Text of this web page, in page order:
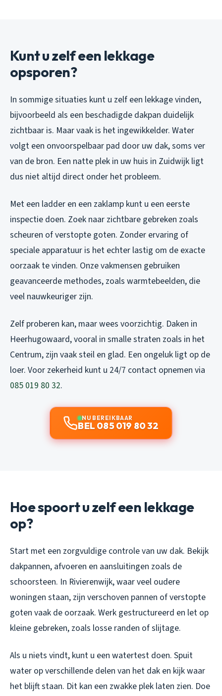
Kunt u zelf een lekkage
opsporen?
In sommige situaties kunt u zelf een lekkage vinden,
bijvoorbeeld als een beschadigde dakpan duidelijk
zichtbaar is. Maar vaak is het ingewikkelder. Water
volgt een onvoorspelbaar pad door uw dak, soms ver
van de bron. Een natte plek in uw huis in Zuidwijk ligt
dus niet altijd direct onder het probleem.
Met een ladder en een zaklamp kunt u een eerste
inspectie doen. Zoek naar zichtbare gebreken zoals
scheuren of verstopte goten. Zonder ervaring of
speciale apparatuur is het echter lastig om de exacte
oorzaak te vinden. Onze vakmensen gebruiken
geavanceerde methodes, zoals warmtebeelden, die
veel nauwkeuriger zijn.
Zelf proberen kan, maar wees voorzichtig. Daken in
Heerhugowaard, vooral in smalle straten zoals in het
Centrum, zijn vaak steil en glad. Een ongeluk ligt op de
loer. Voor zekerheid kunt u 24/7 contact opnemen via
085 019 80 32.
NU BEREIKBAAR
BEL 085 019 80 32
Hoe spoort u zelf een lekkage
op?
Start met een zorgvuldige controle van uw dak. Bekijk
dakpannen, afvoeren en aansluitingen zoals de
schoorsteen. In Rivierenwijk, waar veel oudere
woningen staan, zijn verschoven pannen of verstopte
goten vaak de oorzaak. Werk gestructureerd en let op
kleine gebreken, zoals losse randen of slijtage.
Als u niets vindt, kunt u een watertest doen. Spuit
water op verschillende delen van het dak en kijk waar
het blijft staan. Dit kan een zwakke plek laten zien. Doe